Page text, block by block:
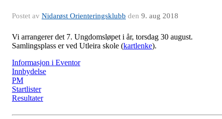
Postet av Nidarøst Orienteringsklubb den 9. aug 2018
Vi arrangerer det 7. Ungdomsløpet i år, torsdag 30 august.
Samlingsplass er ved Utleira skole (kartlenke).
Informasjon i Eventor
Innbydelse
PM
Startlister
Resultater